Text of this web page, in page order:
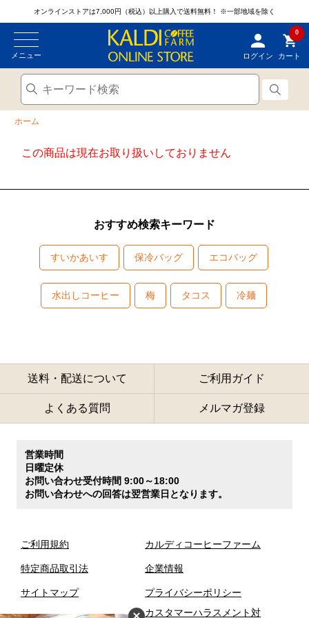
オンラインストアは7,000円（税込）以上購入で送料無料！ ※一部地域を除く
メニュー ログイン
0
カート
ホーム
この商品は現在お取り扱いしておりません
おすすめ検索キーワード
すいかあいす 保冷バッグ エコバッグ
水出しコーヒー 梅 タコス 冷麺
送料・配送について ご利用ガイド
よくある質問 メルマガ登録
営業時間
日曜定休
お問い合わせ受付時間 9:00～18:00
お問い合わせへの回答は翌営業日となります。
ご利用規約
特定商品取引法
サイトマップ
カルディコーヒーファーム
企業情報
プライバシーポリシー
カスタマーハラスメント対